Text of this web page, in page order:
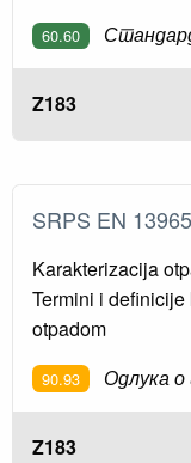
60.60
Z183
SRPS EN
Karakterizacija
Termini i
otpadom
90.93 Одлука
Z183